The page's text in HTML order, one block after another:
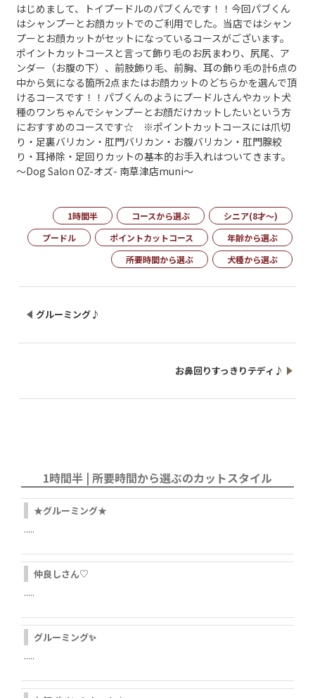
はじめまして、トイプードルのパブくんです！！今回パブくん
はシャンプーとお顔カットでのご利用でした。当店ではシャン
プーとお顔カットがセットになっているコースがございます。
ポイントカットコースと言って飾り毛のお尻まわり、尻尾、ア
ンダー（お腹の下）、前肢飾り毛、前胸、耳の飾り毛の計6点の
中から気になる箇所2点またはお顔カットのどちらかを選んで頂
けるコースです！！パブくんのようにプードルさんやカット犬
種のワンちゃんでシャンプーとお顔だけカットしたいという方
におすすめのコースです☆ ※ポイントカットコースには爪切
り・足裏バリカン・肛門バリカン・お腹バリカン・肛門腺絞
り・耳掃除・足回りカットの基本的お手入れはついてきます。
～Dog Salon OZ-オズ- 南草津店muni～
1時間半 コースから選ぶ
シニア(8才～)
プードル
ポイントカットコース
年齢から選ぶ
所要時間から選ぶ
犬種から選ぶ
グルーミング♪
お鼻回りすっきりテディ♪
1時間半 | 所要時間から選ぶのカットスタイル
★グルーミング★
.....
仲良しさん♡
.....
グルーミング✨
.....